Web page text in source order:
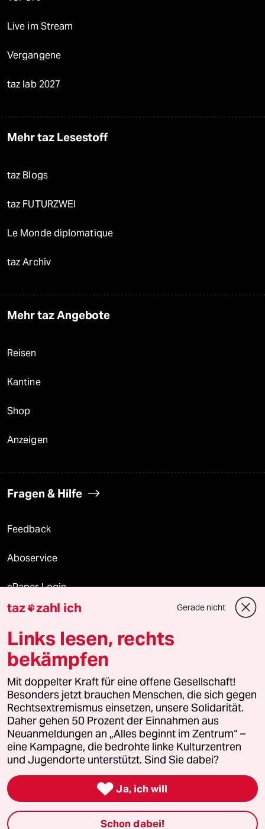
Live im Stream
Vergangene
taz lab 2027
Mehr taz Lesestoff
taz Blogs
taz FUTURZWEI
Le Monde diplomatique
taz Archiv
Mehr taz Angebote
Reisen
Kantine
Shop
Anzeigen
Fragen & Hilfe
Feedback
Aboservice
ePaper Login
Downloads für Abonnierende
© 2026 taz Verlags und Vertriebs GmbH
Alle Rechte vorbehalten. Bei rechtlichen Fragen oder für Genehmigungen
wenden Sie sich bitte an
lizenzen@taz.de
Feedback Redaktionsstatut Kommune-Richtlinien
Leitlinie Informant Datenschutz Impressum AGB
Seitenwende Einwilligungen widerrufen (Ads)
taz zahl ich Gerade nicht
Links lesen, rechts
bekämpfen
Mit doppelter Kraft für eine offene Gesellschaft!
Besonders jetzt brauchen Menschen, die sich gegen
Rechtsextremismus einsetzen, unsere Solidarität.
Daher gehen 50 Prozent der Einnahmen aus
Neuanmeldungen an „Alles beginnt im Zentrum“ –
eine Kampagne, die bedrohte linke Kulturzentren
und Jugendorte unterstützt. Sind Sie dabei?
 Ja, ich will
Schon dabei!